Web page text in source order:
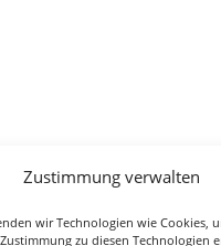
Zustimmung verwalten
wir Technologien wie Cookies,
zu diesen Technologien